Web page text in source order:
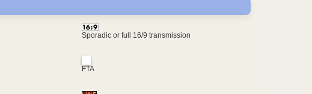
Sporadic or full 16/9 transmission
FTA